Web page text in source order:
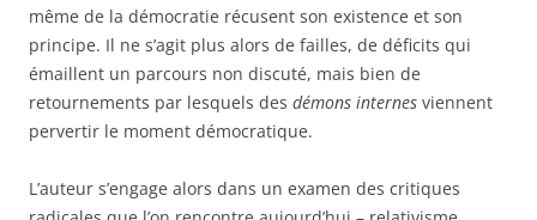
même de la démocratie récusent son existence et son
principe. Il ne s’agit plus alors de failles, de déficits qui
émaillent un parcours non discuté, mais bien de
retournements par lesquels des démons internes viennent
pervertir le moment démocratique.
L’auteur s’engage alors dans un examen des critiques